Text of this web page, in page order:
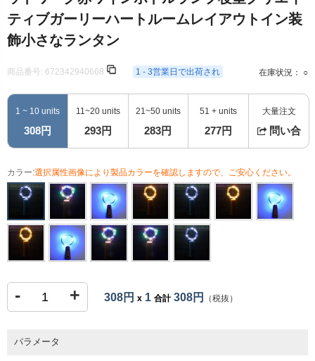
ティブガーリーハートルームレイアウトイン装
飾小さなランタン
商品番号: 672342940668 1 - 3営業日で出荷され 在庫状況： ○
1 ~ 10 units
308円
11~20 units
293円
21~50 units
283円
51 + units
277円
大量注文
問い合
カラー:選択属性画像により製品カラーを確認しますので、ご安心ください。
- + 308円 x 1 合計308円 （税抜）
パラメータ